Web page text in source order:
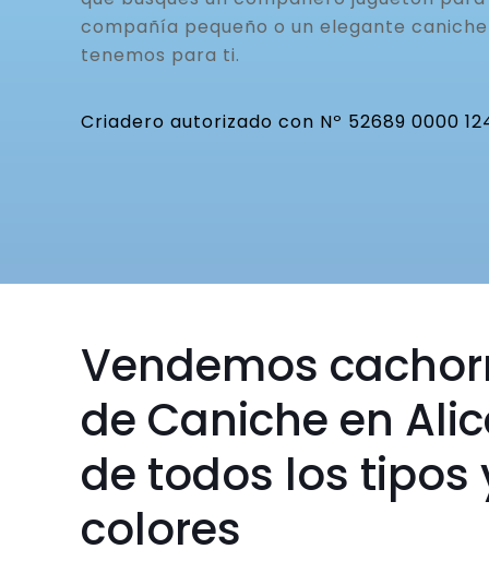
compañía pequeño o un elegante
tenemos para ti.
Criadero autorizado con Nº 52689 0000
Vendemos
de Caniche en
de todos los tipos
colores